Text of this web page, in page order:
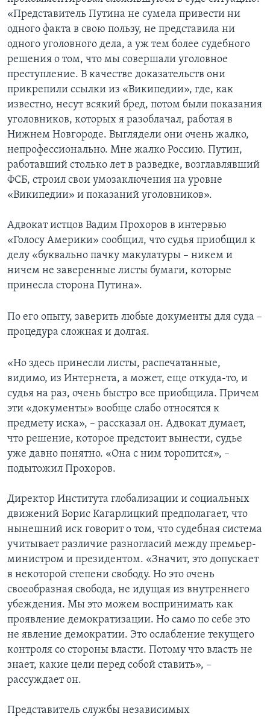
«Представитель Путина не сумела привести ни
одного факта в свою пользу, не представила ни
одного уголовного дела, а уж тем более судебного
решения о том, что мы совершали уголовное
преступление. В качестве доказательств они
прикрепили ссылки из «Википедии», где, как
известно, несут всякий бред, потом были показания
уголовников, которых я разоблачал, работая в
Нижнем Новгороде. Выглядели они очень жалко,
непрофессионально. Мне жалко Россию. Путин,
работавший столько лет в разведке, возглавлявший
ФСБ, строил свои умозаключения на уровне
«Википедии» и показаний уголовников».
Адвокат истцов Вадим Прохоров в интервью
«Голосу Америки» сообщил, что судья приобщил к
делу «буквально пачку макулатуры – никем и
ничем не заверенные листы бумаги, которые
принесла сторона Путина».
По его опыту, заверить любые документы для суда –
процедура сложная и долгая.
«Но здесь принесли листы, распечатанные,
видимо, из Интернета, а может, еще откуда-то, и
судья на раз, очень быстро все приобщила. Причем
эти «документы» вообще слабо относятся к
предмету иска», – рассказал он. Адвокат думает,
что решение, которое предстоит вынести, судье
уже давно понятно. «Она с ним торопится», –
подытожил Прохоров.
Директор Института глобализации и социальных
движений Борис Кагарлицкий предполагает, что
нынешний иск говорит о том, что судебная система
учитывает различие разногласий между премьер-
министром и президентом. «Значит, это допускает
в некоторой степени свободу. Но это очень
своеобразная свобода, не идущая из внутреннего
убеждения. Мы это можем воспринимать как
проявление демократизации. Но само по себе это
не явление демократии. Это ослабление текущего
контроля со стороны власти. Потому что власть не
знает, какие цели перед собой ставить», –
рассуждает он.
Представитель службы независимых